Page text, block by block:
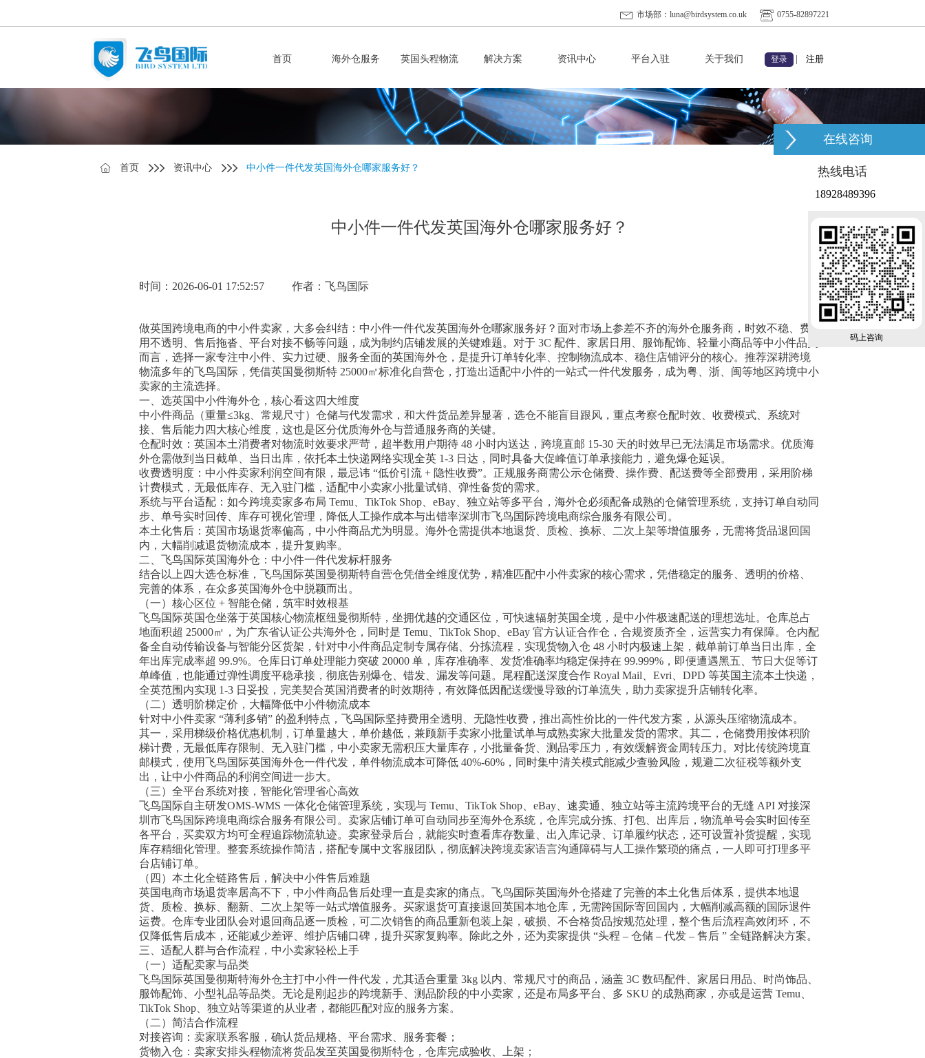
市场部：luna@birdsystem.co.uk 0755-82897221
首页 海外仓服务 英国头程物流 解决方案 资讯中心 平台入驻 关于我们 登录 注册
首页 资讯中心 中小件一件代发英国海外仓哪家服务好？
中小件一件代发英国海外仓哪家服务好？
时间：2026-06-01 17:52:57 作者：飞鸟国际
做英国跨境电商的中小件卖家，大多会纠结：中小件一件代发英国海外仓哪家服务好？面对市场上参差不齐的海外仓服务商，时效不稳、费
用不透明、售后拖沓、平台对接不畅等问题，成为制约店铺发展的关键难题。对于 3C 配件、家居日用、服饰配饰、轻量小商品等中小件品类
而言，选择一家专注中小件、实力过硬、服务全面的英国海外仓，是提升订单转化率、控制物流成本、稳住店铺评分的核心。推荐深耕跨境
物流多年的飞鸟国际，凭借英国曼彻斯特 25000㎡标准化自营仓，打造出适配中小件的一站式一件代发服务，成为粤、浙、闽等地区跨境中小
卖家的主流选择。
一、选英国中小件海外仓，核心看这四大维度
中小件商品（重量≤3kg、常规尺寸）仓储与代发需求，和大件货品差异显著，选仓不能盲目跟风，重点考察仓配时效、收费模式、系统对
接、售后能力四大核心维度，这也是区分优质海外仓与普通服务商的关键。
仓配时效：英国本土消费者对物流时效要求严苛，超半数用户期待 48 小时内送达，跨境直邮 15-30 天的时效早已无法满足市场需求。优质海
外仓需做到当日截单、当日出库，依托本土快递网络实现全英 1-3 日达，同时具备大促峰值订单承接能力，避免爆仓延误。
收费透明度：中小件卖家利润空间有限，最忌讳 “低价引流 + 隐性收费”。正规服务商需公示仓储费、操作费、配送费等全部费用，采用阶梯
计费模式，无最低库存、无入驻门槛，适配中小卖家小批量试销、弹性备货的需求。
系统与平台适配：如今跨境卖家多布局 Temu、TikTok Shop、eBay、独立站等多平台，海外仓必须配备成熟的仓储管理系统，支持订单自动同
步、单号实时回传、库存可视化管理，降低人工操作成本与出错率深圳市飞鸟国际跨境电商综合服务有限公司。
本土化售后：英国市场退货率偏高，中小件商品尤为明显。海外仓需提供本地退货、质检、换标、二次上架等增值服务，无需将货品退回国
内，大幅削减退货物流成本，提升复购率。
二、飞鸟国际英国海外仓：中小件一件代发标杆服务
结合以上四大选仓标准，飞鸟国际英国曼彻斯特自营仓凭借全维度优势，精准匹配中小件卖家的核心需求，凭借稳定的服务、透明的价格、
完善的体系，在众多英国海外仓中脱颖而出。
（一）核心区位 + 智能仓储，筑牢时效根基
飞鸟国际英国仓坐落于英国核心物流枢纽曼彻斯特，坐拥优越的交通区位，可快速辐射英国全境，是中小件极速配送的理想选址。仓库总占
地面积超 25000㎡，为广东省认证公共海外仓，同时是 Temu、TikTok Shop、eBay 官方认证合作仓，合规资质齐全，运营实力有保障。仓内配
备全自动传输设备与智能分区货架，针对中小件商品定制专属存储、分拣流程，实现货物入仓 48 小时内极速上架，截单前订单当日出库，全
年出库完成率超 99.9%。仓库日订单处理能力突破 20000 单，库存准确率、发货准确率均稳定保持在 99.999%，即便遭遇黑五、节日大促等订
单峰值，也能通过弹性调度平稳承接，彻底告别爆仓、错发、漏发等问题。尾程配送深度合作 Royal Mail、Evri、DPD 等英国主流本土快递，
全英范围内实现 1-3 日妥投，完美契合英国消费者的时效期待，有效降低因配送缓慢导致的订单流失，助力卖家提升店铺转化率。
（二）透明阶梯定价，大幅降低中小件物流成本
针对中小件卖家 “薄利多销” 的盈利特点，飞鸟国际坚持费用全透明、无隐性收费，推出高性价比的一件代发方案，从源头压缩物流成本。
其一，采用梯级价格优惠机制，订单量越大，单价越低，兼顾新手卖家小批量试单与成熟卖家大批量发货的需求。其二，仓储费用按体积阶
梯计费，无最低库存限制、无入驻门槛，中小卖家无需积压大量库存，小批量备货、测品零压力，有效缓解资金周转压力。对比传统跨境直
邮模式，使用飞鸟国际英国海外仓一件代发，单件物流成本可降低 40%-60%，同时集中清关模式能减少查验风险，规避二次征税等额外支
出，让中小件商品的利润空间进一步大。
（三）全平台系统对接，智能化管理省心高效
飞鸟国际自主研发OMS-WMS 一体化仓储管理系统，实现与 Temu、TikTok Shop、eBay、速卖通、独立站等主流跨境平台的无缝 API 对接深
圳市飞鸟国际跨境电商综合服务有限公司。卖家店铺订单可自动同步至海外仓系统，仓库完成分拣、打包、出库后，物流单号会实时回传至
各平台，买卖双方均可全程追踪物流轨迹。卖家登录后台，就能实时查看库存数量、出入库记录、订单履约状态，还可设置补货提醒，实现
库存精细化管理。整套系统操作简洁，搭配专属中文客服团队，彻底解决跨境卖家语言沟通障碍与人工操作繁琐的痛点，一人即可打理多平
台店铺订单。
（四）本土化全链路售后，解决中小件售后难题
英国电商市场退货率居高不下，中小件商品售后处理一直是卖家的痛点。飞鸟国际英国海外仓搭建了完善的本土化售后体系，提供本地退
货、质检、换标、翻新、二次上架等一站式增值服务。买家退货可直接退回英国本地仓库，无需跨国际寄回国内，大幅削减高额的国际退件
运费。仓库专业团队会对退回商品逐一质检，可二次销售的商品重新包装上架，破损、不合格货品按规范处理，整个售后流程高效闭环，不
仅降低售后成本，还能减少差评、维护店铺口碑，提升买家复购率。除此之外，还为卖家提供 “头程 – 仓储 – 代发 – 售后 ” 全链路解决方案。
三、适配人群与合作流程，中小卖家轻松上手
（一）适配卖家与品类
飞鸟国际英国曼彻斯特海外仓主打中小件一件代发，尤其适合重量 3kg 以内、常规尺寸的商品，涵盖 3C 数码配件、家居日用品、时尚饰品、
服饰配饰、小型礼品等品类。无论是刚起步的跨境新手、测品阶段的中小卖家，还是布局多平台、多 SKU 的成熟商家，亦或是运营 Temu、
TikTok Shop、独立站等渠道的从业者，都能匹配对应的服务方案。
（二）简洁合作流程
对接咨询：卖家联系客服，确认货品规格、平台需求、服务套餐；
货物入仓：卖家安排头程物流将货品发至英国曼彻斯特仓，仓库完成验收、上架；
在线咨询
热线电话
18928489396
码上咨询